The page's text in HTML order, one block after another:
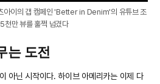
아이의 갭 캠페인 'Better in Denim'의 유튜브 조
천만 뷰를 훌쩍 넘겼다
는 도전
아닌 시작이다. 하이브 아메리카는 이제 다